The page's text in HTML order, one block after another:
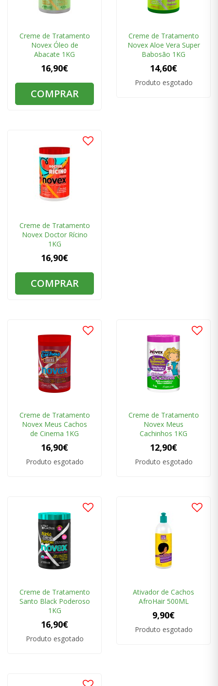
Creme de Tratamento
Novex Óleo de
Abacate 1KG
16,90€
COMPRAR
Creme de Tratamento
Novex Aloe Vera Super
Babosão 1KG
14,60€
Produto esgotado
Creme de Tratamento
Novex Doctor Rícino
1KG
16,90€
COMPRAR
Creme de Tratamento
Novex Meus Cachos
de Cinema 1KG
16,90€
Produto esgotado
Creme de Tratamento
Novex Meus
Cachinhos 1KG
12,90€
Produto esgotado
Creme de Tratamento
Santo Black Poderoso
1KG
16,90€
Produto esgotado
Ativador de Cachos
AfroHair 500ML
9,90€
Produto esgotado